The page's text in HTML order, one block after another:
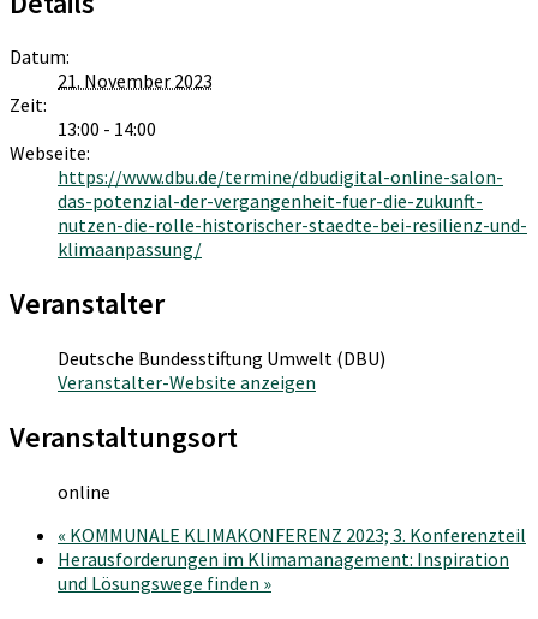
Datum:
21. November 2023
Zeit:
13:00 - 14:00
Webseite:
https://www.dbu.de/termine/dbudigital-online-salon-
das-potenzial-der-vergangenheit-fuer-die-zukunft-
nutzen-die-rolle-historischer-staedte-bei-resilienz-und-
klimaanpassung/
Veranstalter
Deutsche Bundesstiftung Umwelt (DBU)
Veranstalter-Website anzeigen
Veranstaltungsort
online
« KOMMUNALE KLIMAKONFERENZ 2023; 3. Konferenzteil
Herausforderungen im Klimamanagement: Inspiration
und Lösungswege finden »